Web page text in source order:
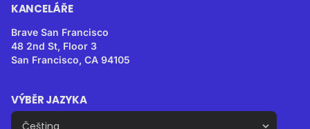
KANCELÁŘE
Brave San Francisco
48 2nd St, Floor 3
San Francisco, CA 94105
VÝBĚR JAZYKA